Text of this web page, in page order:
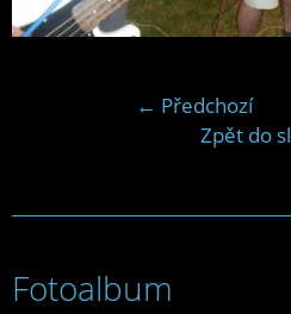
← Předchozí
Zpět do
Fotoalbum